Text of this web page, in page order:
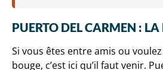
PUERTO DEL CARMEN :
Si vous êtes entre amis ou
bouge, c’est ici qu’il faut venir.